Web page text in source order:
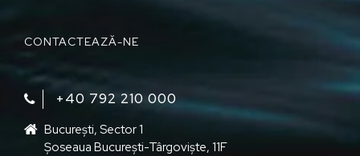
CONTACTEAZĂ-NE
+40 792 210 000‬
București, Sector 1
Șoseaua București-Târgoviște, 11F